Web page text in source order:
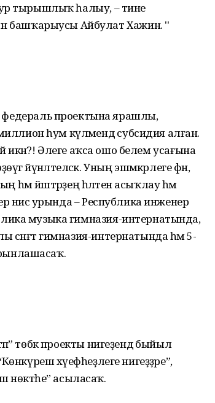
тырышлыҡ һалыу, – тине
башҡарыусы Айбулат Хажин. ''
проектына ярашлы,
һум күләмендә субсидия алған.
икән?! Әлеге аҡса ошо белем усағына
йүнәлтеләсәк. Уның эшмәкәрлеге фән,
һәм йәштәрҙең һәләтен асыҡлау һәм
нисә урында – Республика инженер
музыка гимназия-интернатында,
сәнғәт гимназия-интернатында һәм 5-
төбәк проекты нигеҙендә быйыл
хәүефһеҙлеге нигеҙҙәре”,
асыласаҡ.